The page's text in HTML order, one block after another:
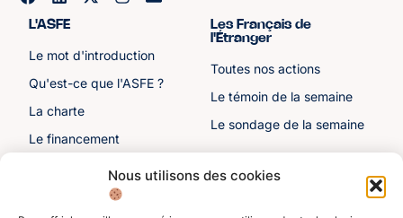
Nous utilisons des cookies
L'ASFE
Le mot d'introduction
Qu'est-ce que l'ASFE ?
La charte
Le financement
Les sénateurs
Les Français de
l'Étranger
Toutes nos actions
Le témoin de la semaine
Le sondage de la semaine